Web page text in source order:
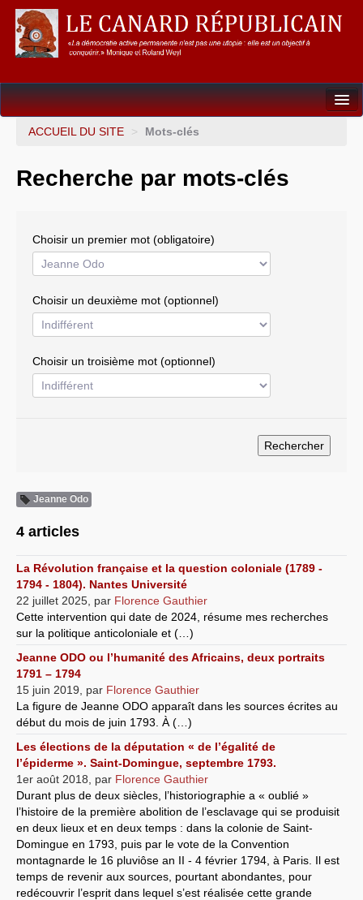
Dossiers
Gouvernance mondiale & mondialisation
Résistances
Systèmes & société sous contrôle
ACCUEIL DU SITE > Mots-clés
Recherche par mots-clés
Choisir un premier mot (obligatoire)
Choisir un deuxième mot (optionnel)
Choisir un troisième mot (optionnel)
Jeanne Odo
4 articles
La Révolution française et la question coloniale (1789 -
1794 - 1804). Nantes Université
22 juillet 2025 par Florence Gauthier
Cette intervention qui date de 2024, résume mes recherches
sur la politique anticoloniale et (…)
Jeanne ODO ou l’humanité des Africains, deux portraits
1791 – 1794
15 juin 2019
par Florence Gauthier
La figure de Jeanne ODO apparaît dans les sources écrites au
début du mois de juin 1793. À (…)
Les élections de la députation « de l’égalité de
l’épiderme ». Saint-Domingue, septembre 1793.
1er août 2018
par Florence Gauthier
Durant plus de deux siècles, l’historiographie a « oublié »
l’histoire de la première abolition de l’esclavage qui se produisit
en deux lieux et en deux temps : dans la colonie de Saint-
Domingue en 1793, puis par le vote de la Convention
montagnarde le 16 pluviôse an II - 4 février 1794, à Paris. Il est
temps de revenir aux sources, pourtant abondantes, pour
redécouvrir l’esprit dans lequel s’est réalisée cette grande